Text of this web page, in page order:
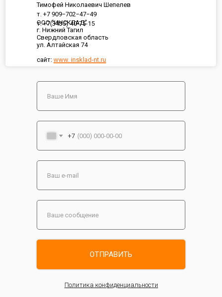
ООО "ИНСКЛАД"
г. Нижний Тагил
Свердловская область
ул. Алтайская 74
сайт: www. insklad-nt.ru
Тимофей Николаевич Шепелев
т. +7 909−702−47−49
т. +7(3435) 40-75-15
+7
ОТПРАВИТЬ
Политика конфиденциальности